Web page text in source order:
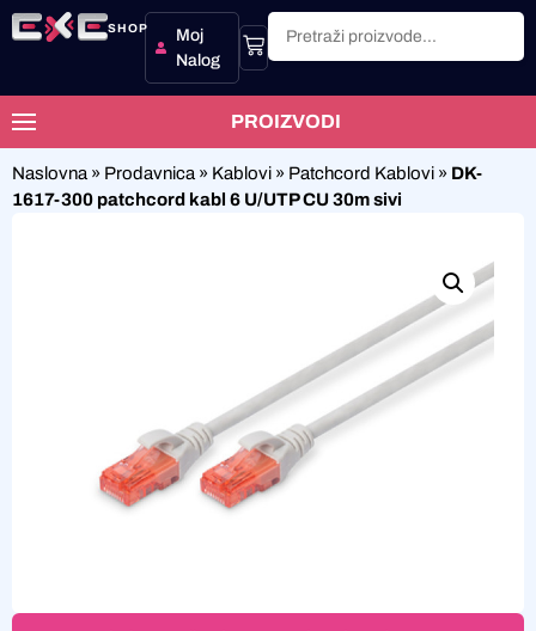
SHOP
Moj
Nalog
PROIZVODI
Naslovna » Prodavnica » Kablovi » Patchcord Kablovi » DK-
1617-300 patchcord kabl 6 U/UTP CU 30m sivi